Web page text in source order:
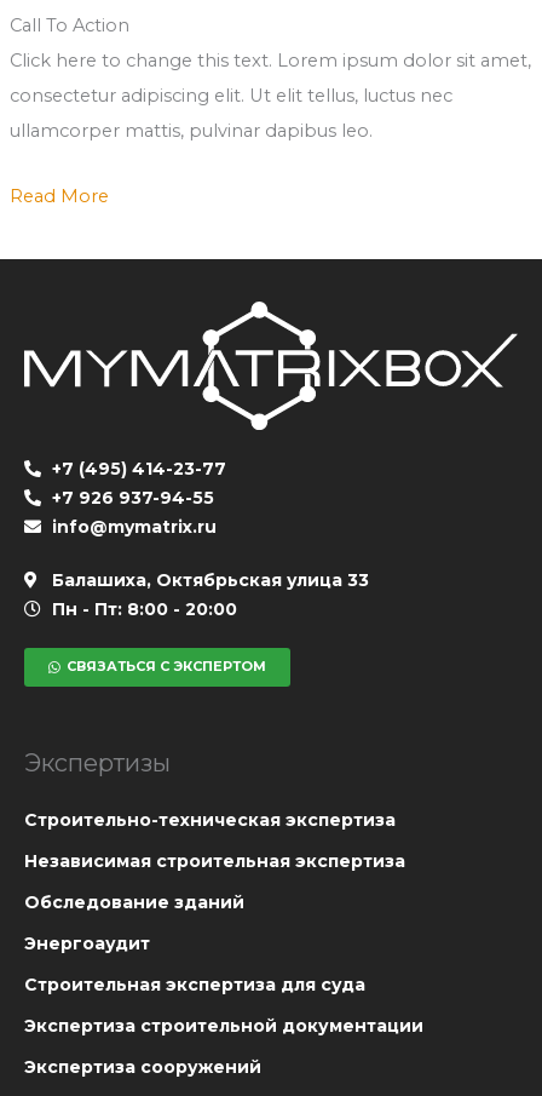
Call To Action
Click here to change this text. Lorem ipsum dolor sit amet,
consectetur adipiscing elit. Ut elit tellus, luctus nec
ullamcorper mattis, pulvinar dapibus leo.
Read More
+7 (495) 414-23-77
+7 926 937-94-55
info@mymatrix.ru
Балашиха, Октябрьская улица 33
Пн - Пт: 8:00 - 20:00
СВЯЗАТЬСЯ С ЭКСПЕРТОМ
Экспертизы
Cтроительно-техническая экспертиза
Независимая строительная экспертиза
Обследование зданий
Энергоаудит
Строительная экспертиза для суда
Экспертиза строительной документации
Экспертиза сооружений